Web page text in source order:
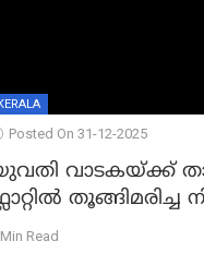
Posted On 31-12-2025
വാടകയ്ക്ക്
Read